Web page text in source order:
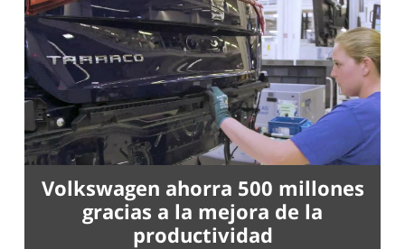
Volkswagen ahorra 500 millones
gracias a la mejora de la
productividad